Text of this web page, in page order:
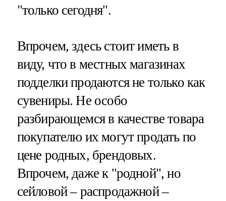
"только сегодня".
Впрочем, здесь стоит иметь в
виду, что в местных магазинах
подделки продаются не только как
сувениры. Не особо
разбирающемся в качестве товара
покупателю их могут продать по
цене родных, брендовых.
Впрочем, даже к "родной", но
сейловой – распродажной –